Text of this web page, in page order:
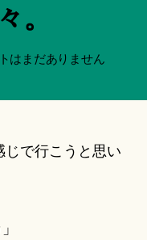
。
月
u
はまだありません
で行こうと思い